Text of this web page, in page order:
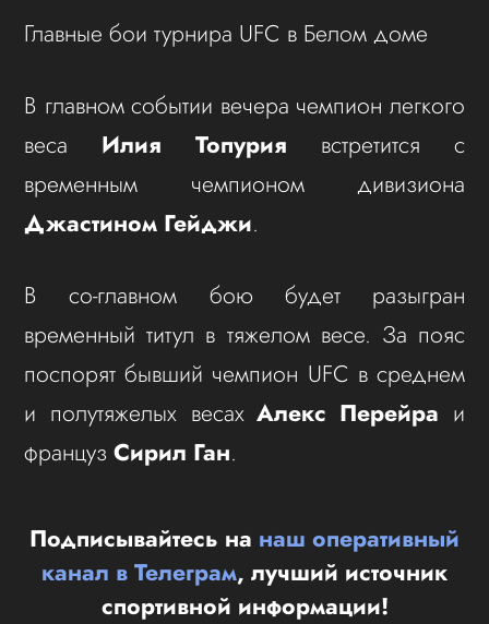
Главные бои турнира UFC в Белом доме
В главном событии вечера чемпион легкого
веса Илия Топурия встретится с
временным чемпионом дивизиона
Джастином Гейджи.
В со-главном бою будет разыгран
временный титул в тяжелом весе. За пояс
поспорят бывший чемпион UFC в среднем
и полутяжелых весах Алекс Перейра и
французСирил Ган.
Подписывайтесь на наш оперативный
канал в Телеграм, лучший источник
спортивной информации!